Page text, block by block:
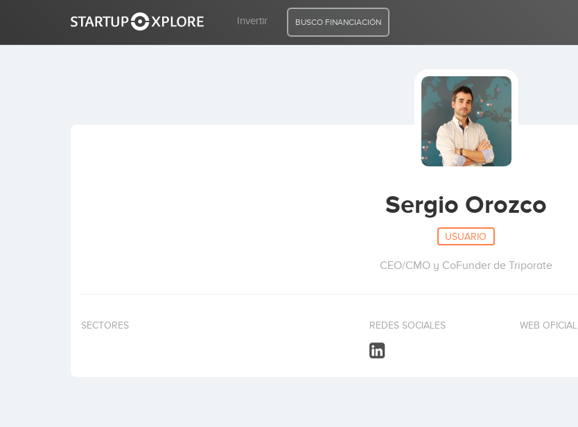
Invertir BUSCO FINANCIACIÓN
Sergio Orozco
USUARIO
CEO/CMO y CoFunder de Triporate
SECTORES REDES SOCIALES WEB OFICIAL